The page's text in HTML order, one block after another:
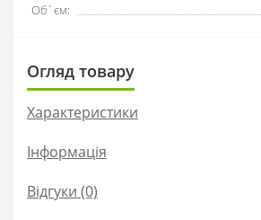
Об`єм:
Огляд товару
Характеристики
Інформація
Відгуки (0)